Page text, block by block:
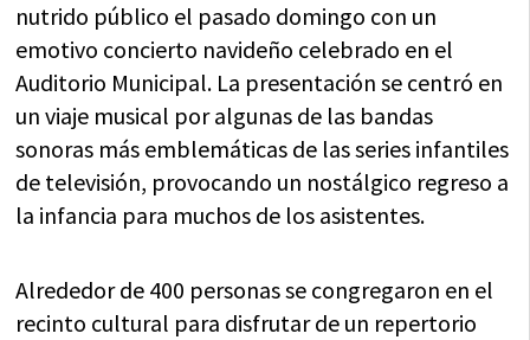
nutrido público el pasado domingo con un
emotivo concierto navideño celebrado en el
Auditorio Municipal. La presentación se centró en
un viaje musical por algunas de las bandas
sonoras más emblemáticas de las series infantiles
de televisión, provocando un nostálgico regreso a
la infancia para muchos de los asistentes.
Alrededor de 400 personas se congregaron en el
recinto cultural para disfrutar de un repertorio